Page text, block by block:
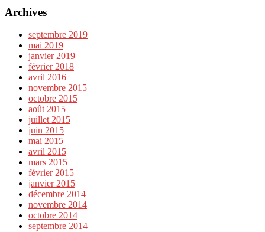
Archives
septembre 2019
mai 2019
janvier 2019
février 2018
avril 2016
novembre 2015
octobre 2015
août 2015
juillet 2015
juin 2015
mai 2015
avril 2015
mars 2015
février 2015
janvier 2015
décembre 2014
novembre 2014
octobre 2014
septembre 2014